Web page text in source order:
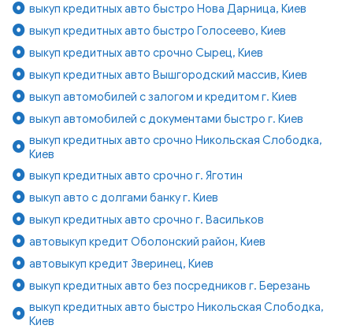
выкуп кредитных авто быстро Нова Дарница, Киев
выкуп кредитных авто быстро Голосеево, Киев
выкуп кредитных авто срочно Сырец, Киев
выкуп кредитных авто Вышгородский массив, Киев
выкуп автомобилей с залогом и кредитом г. Киев
выкуп автомобилей с документами быстро г. Киев
выкуп кредитных авто срочно Никольская Слободка,
Киев
выкуп кредитных авто срочно г. Яготин
выкуп авто с долгами банку г. Киев
выкуп кредитных авто срочно г. Васильков
автовыкуп кредит Оболонский район, Киев
автовыкуп кредит Зверинец, Киев
выкуп кредитных авто без посредников г. Березань
выкуп кредитных авто быстро Никольская Слободка,
Киев